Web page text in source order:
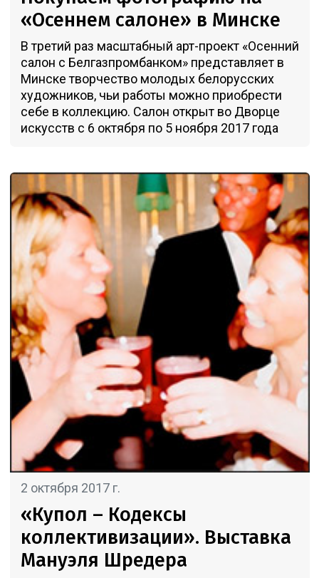
«Осеннем салоне» в Минске
В третий раз масштабный арт-проект «Осенний
салон с Белгазпромбанком» представляет в
Минске творчество молодых белорусских
художников, чьи работы можно приобрести
себе в коллекцию. Салон открыт во Дворце
искусств с 6 октября по 5 ноября 2017 года
2 октября 2017 г.
«Купол – Кодексы
коллективизации». Выставка
Мануэля Шредера